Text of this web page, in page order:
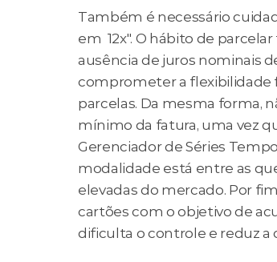
Também é necessário
em  12x". O hábito de
ausência de juros nominais
comprometer a flexibilidade
parcelas. Da mesma forma,
mínimo da fatura, uma vez
Gerenciador de Séries
modalidade está entre as
elevadas do mercado. Por
cartões com o objetivo de
dificulta o controle e reduz a